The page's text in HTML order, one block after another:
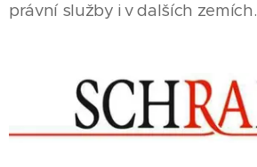
právní služby i v dalších zemích.